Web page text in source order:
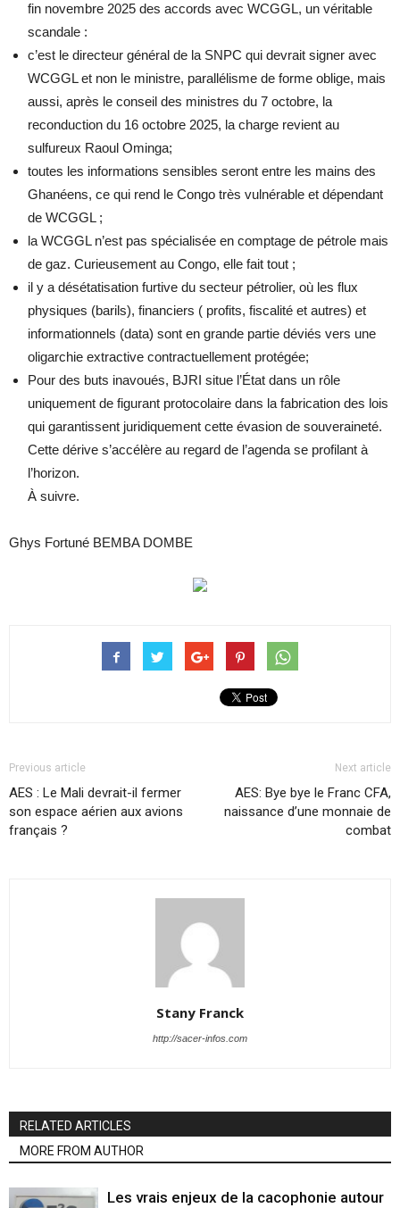
fin novembre 2025 des accords avec WCGGL, un véritable
scandale :
c’est le directeur général de la SNPC qui devrait signer avec
WCGGL et non le ministre, parallélisme de forme oblige, mais
aussi, après le conseil des ministres du 7 octobre, la
reconduction du 16 octobre 2025, la charge revient au
sulfureux Raoul Ominga;
toutes les informations sensibles seront entre les mains des
Ghanéens, ce qui rend le Congo très vulnérable et dépendant
de WCGGL ;
la WCGGL n’est pas spécialisée en comptage de pétrole mais
de gaz. Curieusement au Congo, elle fait tout ;
il y a désétatisation furtive du secteur pétrolier, où les flux
physiques (barils), financiers ( profits, fiscalité et autres) et
informationnels (data) sont en grande partie déviés vers une
oligarchie extractive contractuellement protégée;
Pour des buts inavoués, BJRI situe l’État dans un rôle
uniquement de figurant protocolaire dans la fabrication des lois
qui garantissent juridiquement cette évasion de souveraineté.
Cette dérive s’accélère au regard de l’agenda se profilant à
l’horizon.
À suivre.
Ghys Fortuné BEMBA DOMBE
Previous article
AES : Le Mali devrait-il fermer
son espace aérien aux avions
français ?
Next article
AES: Bye bye le Franc CFA,
naissance d’une monnaie de
combat
Stany Franck
http://sacer-infos.com
RELATED ARTICLES
MORE FROM AUTHOR
Les vrais enjeux de la cacophonie autour